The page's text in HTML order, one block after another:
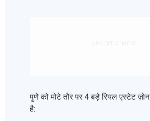
पुणे को मोटे तौर पर 4 बड़े रियल एस्टेट
है: